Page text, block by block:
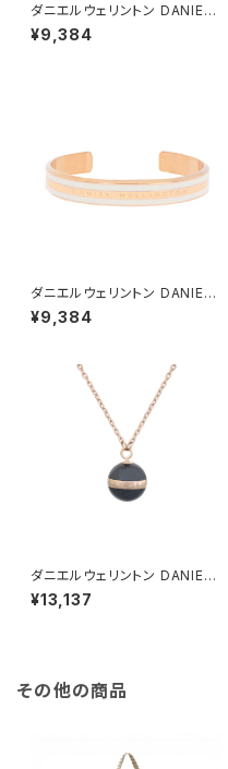
ダニエルウェリントン DANIEL
WELLINGTON バングル ブレ
スレット レディース DW00400
¥9,384
ダニエルウェリントン DANIEL
WELLINGTON バングル ブレ
スレット レディース DW00400
ゴールド ホワイト
¥9,384
ダニエルウェリントン DANIEL
WELLINGTON ネックレス レ
ディース DW00400156 アス
¥13,137
その他の商品